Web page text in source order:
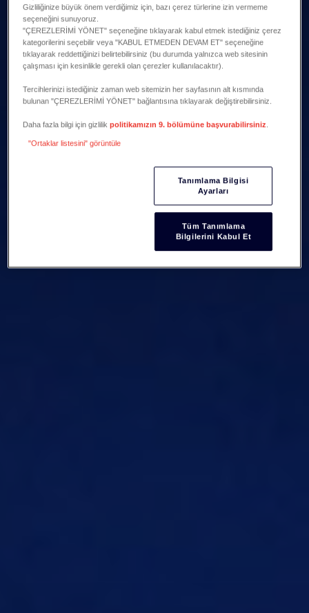
Gizliliğinize büyük önem verdiğimiz için, bazı çerez türlerine izin vermeme
seçeneğini sunuyoruz.
"ÇEREZLERİMİ YÖNET" seçeneğine tıklayarak kabul etmek istediğiniz çerez
kategorilerini seçebilir veya "KABUL ETMEDEN DEVAM ET" seçeneğine
tıklayarak reddettiğinizi belirtebilirsiniz (bu durumda yalnızca web sitesinin
çalışması için kesinlikle gerekli olan çerezler kullanılacaktır).
Tercihlerinizi istediğiniz zaman web sitemizin her sayfasının alt kısmında
bulunan "ÇEREZLERİMİ YÖNET" bağlantısına tıklayarak değiştirebilirsiniz.
Daha fazla bilgi için gizlilikpolitikamızın 9. bölümüne başvurabilirsiniz
"Ortaklar listesini" görüntüle
Tanımlama Bilgisi
Ayarları
Tüm Tanımlama
Bilgilerini Kabul Et